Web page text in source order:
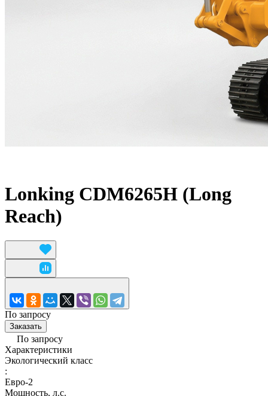
Lonking CDM6265H (Long
Reach)
По запросу
Заказать
По запросу
Характеристики
Экологический класс
:
Евро-2
Мощность, л.с.